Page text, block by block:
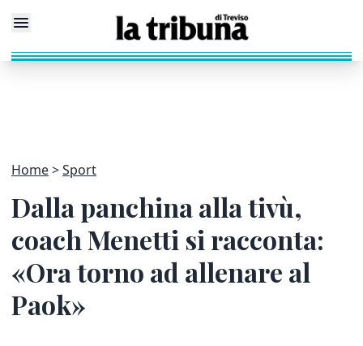
Home Sport
Dalla panchina alla tivù,
coach Menetti si racconta:
«Ora torno ad allenare al
Paok»